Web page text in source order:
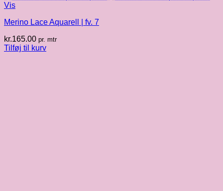
Vis
Merino Lace Aquarell | fv. 7
kr.165.00 pr. mtr
Tilføj til kurv